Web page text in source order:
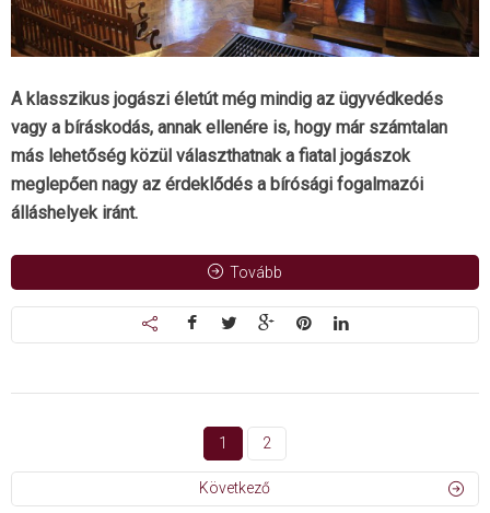
A klasszikus jogászi életút még mindig az ügyvédkedés
vagy a bíráskodás, annak ellenére is, hogy már számtalan
más lehetőség közül választhatnak a fiatal jogászok
meglepően nagy az érdeklődés a bírósági fogalmazói
álláshelyek iránt.
Tovább
1 2
Következő